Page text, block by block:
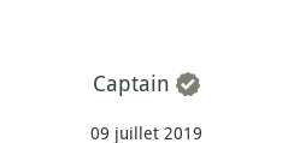
Captain
09 juillet 2019